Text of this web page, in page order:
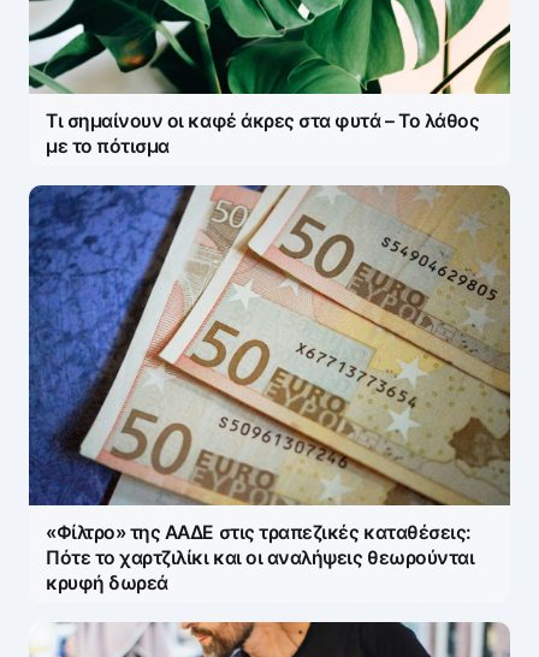
Τι σημαίνουν οι καφέ άκρες στα φυτά – Το λάθος
με το πότισμα
«Φίλτρο» της ΑΑΔΕ στις τραπεζικές καταθέσεις:
Πότε το χαρτζιλίκι και οι αναλήψεις θεωρούνται
κρυφή δωρεά